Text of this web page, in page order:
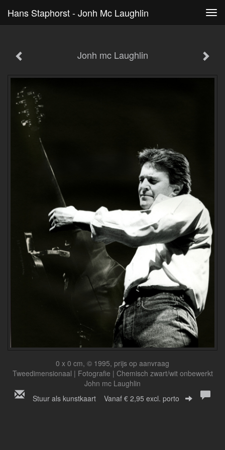
Hans Staphorst - Jonh Mc Laughlin
Jonh mc Laughlin
0 x 0 cm, © 1995, prijs op aanvraag
Tweedimensionaal | Fotografie | Chemisch zwart/wit onbewerkt
John mc Laughlin
Stuur als kunstkaart Vanaf € 2,95 excl. porto